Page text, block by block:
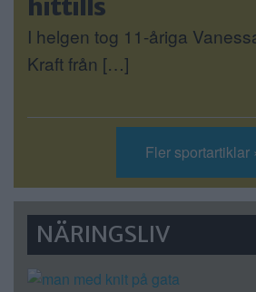
I helgen tog 11-åriga
Kraft från […]
Fler sportartiklar
NÄRINGSLIV